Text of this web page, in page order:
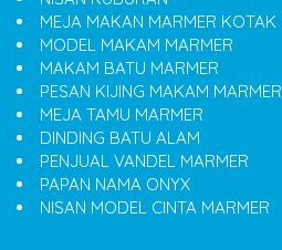
MEJA MAKAN MARMER KOTAK
MODEL MAKAM MARMER
MAKAM BATU MARMER
PESAN KIJING MAKAM MARMER
MEJA TAMU MARMER
DINDING BATU ALAM
PENJUAL VANDEL MARMER
PAPAN NAMA ONYX
NISAN MODEL CINTA MARMER